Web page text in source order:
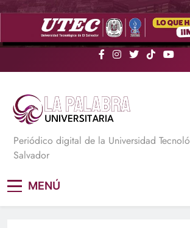
Saltar
La Palabra
Periódico digital de la Universidad
Salvador
MENÚ